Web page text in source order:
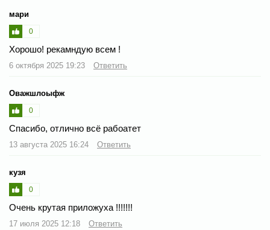
мари
0
Хорошо! рекамндую всем !
6 октября 2025 19:23 Ответить
Оважшлоыфж
0
Спасибо, отлично всё рабоатет
13 августа 2025 16:24 Ответить
кузя
0
Очень крутая приложуха !!!!!!!
17 июля 2025 12:18 Ответить